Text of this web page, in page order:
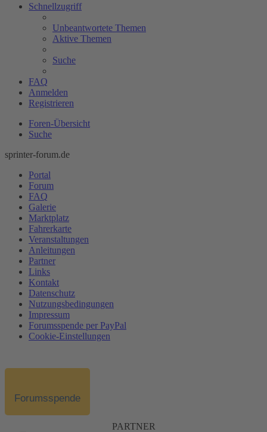
Schnellzugriff
Unbeantwortete Themen
Aktive Themen
Suche
FAQ
Anmelden
Registrieren
Foren-Übersicht
Suche
sprinter-forum.de
Portal
Forum
FAQ
Galerie
Marktplatz
Fahrerkarte
Veranstaltungen
Anleitungen
Partner
Links
Kontakt
Datenschutz
Nutzungsbedingungen
Impressum
Forumsspende per PayPal
Cookie-Einstellungen
Forumsspende
PARTNER